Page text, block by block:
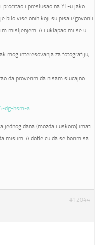
procitao i preslusao na YT-u jako
bilo vise onih koji su pisali/govorili
misljenjem. A i uklapao mi se u
mog interesovanja za fotografiju,
da proverim da nisam slucajno
dg-hsm-a
jednog dana (mozda i uskoro) imati
mislim. A dotle cu da se borim sa
#12044